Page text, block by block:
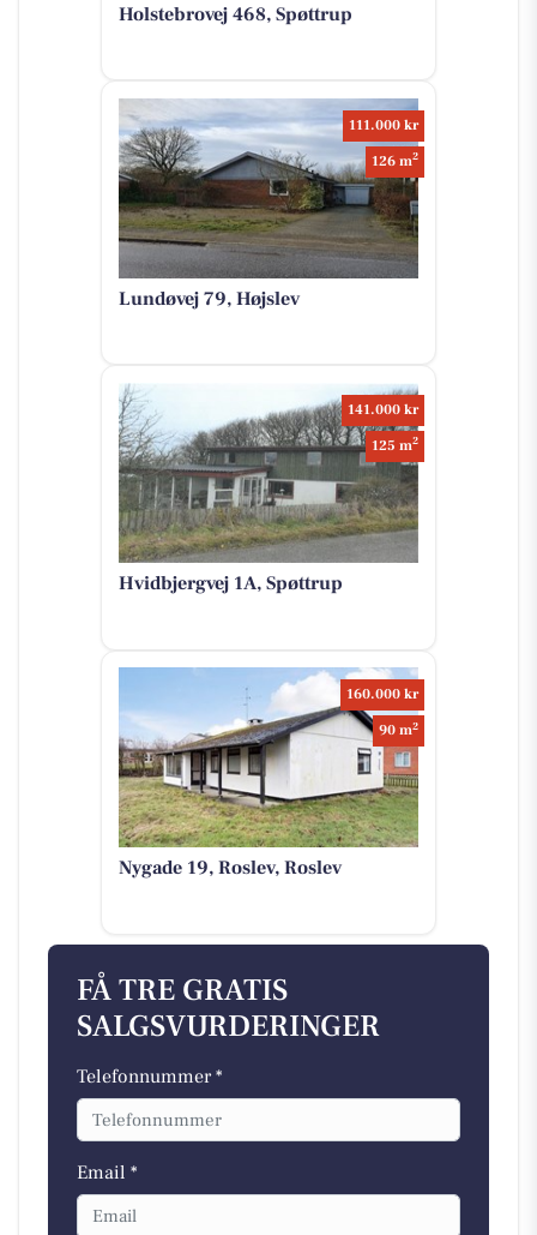
Holstebrovej 468, Spøttrup
111.000 kr
126 m2
Lundøvej 79, Højslev
141.000 kr
125 m2
Hvidbjergvej 1A, Spøttrup
160.000 kr
90 m2
Nygade 19, Roslev, Roslev
FÅ TRE GRATIS
SALGSVURDERINGER
Telefonnummer *
Email *